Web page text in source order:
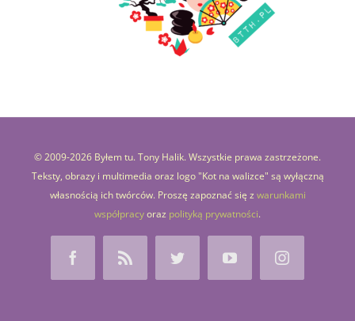
© 2009-2026 Byłem tu. Tony Halik. Wszystkie prawa zastrzeżone.
Teksty, obrazy i multimedia oraz logo "Kot na walizce" są wyłączną
własnością ich twórców. Proszę zapoznać się z warunkami
współpracyoraz polityką prywatności.
FacebookRss Twitter YouTubeInstagram